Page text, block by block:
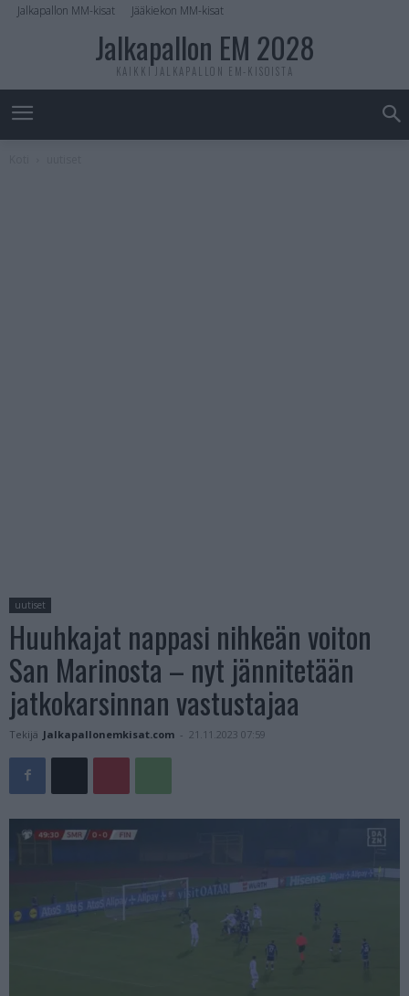
Jalkapallon MM-kisat Jääkiekon MM-kisat
Jalkapallon EM 2028
KAIKKI JALKAPALLON EM-KISOISTA
uutiset
Huuhkajat nappasi nihkeän voiton
San Marinosta – nyt jännitetään
jatkokarsinnan vastustajaa
Tekijä Jalkapallonemkisat.com - 21.11.2023 07:59